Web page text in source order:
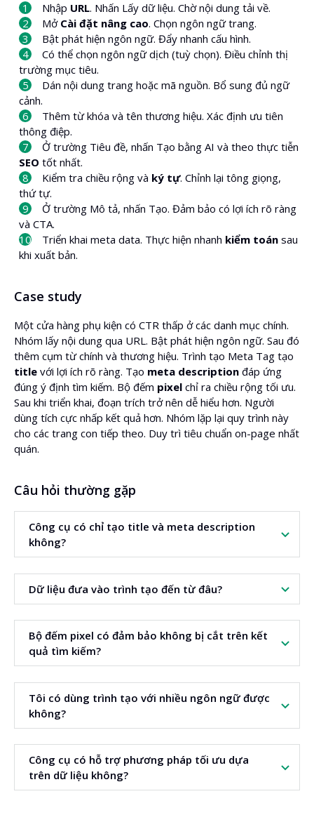
Nhập URL. Nhấn Lấy dữ liệu. Chờ nội dung tải về.
Mở Cài đặt nâng cao. Chọn ngôn ngữ trang.
Bật phát hiện ngôn ngữ. Đẩy nhanh cấu hình.
Có thể chọn ngôn ngữ dịch (tuỳ chọn). Điều chỉnh thị
trường mục tiêu.
Dán nội dung trang hoặc mã nguồn. Bổ sung đủ ngữ
cảnh.
Thêm từ khóa và tên thương hiệu. Xác định ưu tiên
thông điệp.
Ở trường Tiêu đề, nhấn Tạo bằng AI và theo thực tiễn
SEO tốt nhất.
Kiểm tra chiều rộng và ký tự. Chỉnh lại tông giọng,
thứ tự.
Ở trường Mô tả, nhấn Tạo. Đảm bảo có lợi ích rõ ràng
và CTA.
Triển khai meta data. Thực hiện nhanh kiểm toán sau
khi xuất bản.
Case study
Một cửa hàng phụ kiện có CTR thấp ở các danh mục chính.
Nhóm lấy nội dung qua URL. Bật phát hiện ngôn ngữ. Sau đó
thêm cụm từ chính và thương hiệu. Trình tạo Meta Tag tạo
title với lợi ích rõ ràng. Tạo meta description đáp ứng
đúng ý định tìm kiếm. Bộ đếm pixel chỉ ra chiều rộng tối ưu.
Sau khi triển khai, đoạn trích trở nên dễ hiểu hơn. Người
dùng tích cực nhấp kết quả hơn. Nhóm lặp lại quy trình này
cho các trang con tiếp theo. Duy trì tiêu chuẩn on-page nhất
quán.
Câu hỏi thường gặp
Công cụ có chỉ tạo title và meta description
không?
Có. Trình tạo chỉ tập trung vào hai meta tag này để tối ưu
thông điệp và độ rõ ràng.
Dữ liệu đưa vào trình tạo đến từ đâu?
Công cụ dùng dữ liệu từSERP. Phân tích các từ thường xuất
hiện trong tiêu đề và mô tả.
Bộ đếm pixel có đảm bảo không bị cắt trên kết
quả tìm kiếm?
Bộ đếm giúp giảm tối đa rủi ro bị cắt đoạn. Hỗ trợ điều
chỉnh chiều rộng sát tiêu chuẩn kết quả tìm kiếm.
Tôi có dùng trình tạo với nhiều ngôn ngữ được
không?
Có. Cài đặt ngôn ngữ và phát hiện ngôn ngữ đều có sẵn.
Dịch là tùy chọn.
Công cụ có hỗ trợ phương pháp tối ưu dựa
trên dữ liệu không?